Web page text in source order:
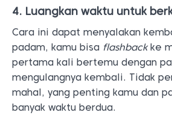
4. Luangkan waktu untuk
Cara ini dapat menyalakan
padam, kamu bisa flashbackke
pertama kali bertemu dengan
mengulangnya kembali. Tidak
mahal, yang penting kamu dan
banyak waktu berdua.